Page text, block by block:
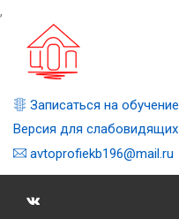
,
Записаться на обучение
Версия для слабовидящих
avtoprofiekb196@mail.ru